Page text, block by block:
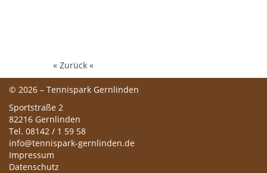
« Zurück «
© 2026 – Tennispark Gernlinden
Sportstraße 2
82216 Gernlinden
Tel. 08142 / 1 59 58
info@tennispark-gernlinden.de
Impressum
Datenschutz